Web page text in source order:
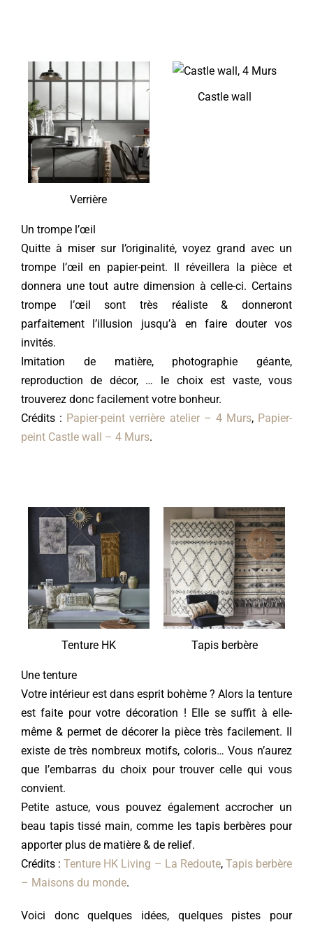
Verrière
Castle wall
Un trompe l’œil
Quitte à miser sur l’originalité, voyez grand avec un
trompe l’œil en papier-peint. Il réveillera la pièce et
donnera une tout autre dimension à celle-ci. Certains
trompe l’œil sont très réaliste & donneront
parfaitement l’illusion jusqu’à en faire douter vos
invités.
Imitation de matière, photographie géante,
reproduction de décor, … le choix est vaste, vous
trouverez donc facilement votre bonheur.
Crédits : Papier-peint verrière atelier – 4 Murs, Papier-
peint Castle wall – 4 Murs.
Tenture HK Tapis berbère
Une tenture
Votre intérieur est dans esprit bohème ? Alors la tenture
est faite pour votre décoration ! Elle se suffit à elle-
même & permet de décorer la pièce très facilement. Il
existe de très nombreux motifs, coloris… Vous n’aurez
que l’embarras du choix pour trouver celle qui vous
convient.
Petite astuce, vous pouvez également accrocher un
beau tapis tissé main, comme les tapis berbères pour
apporter plus de matière & de relief.
Crédits :Tenture HK Living – La Redoute, Tapis berbère
– Maisons du monde.
Voici donc quelques idées, quelques pistes pour